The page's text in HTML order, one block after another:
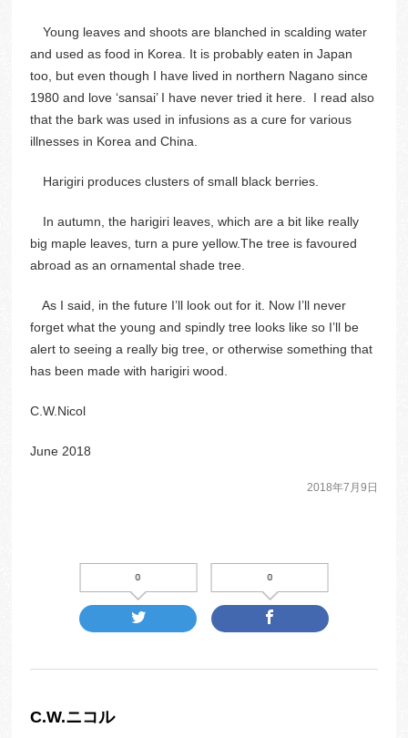
Young leaves and shoots are blanched in scalding water
and used as food in Korea. It is probably eaten in Japan
too, but even though I have lived in northern Nagano since
1980 and love ‘sansai’ I have never tried it here. I read also
that the bark was used in infusions as a cure for various
illnesses in Korea and China.
Harigiri produces clusters of small black berries.
In autumn, the harigiri leaves, which are a bit like really
big maple leaves, turn a pure yellow.The tree is favoured
abroad as an ornamental shade tree.
As I said, in the future I’ll look out for it. Now I’ll never
forget what the young and spindly tree looks like so I’ll be
alert to seeing a really big tree, or otherwise something that
has been made with harigiri wood.
C.W.Nicol
June 2018
2018年7月9日
0 0
C.W.ニコル